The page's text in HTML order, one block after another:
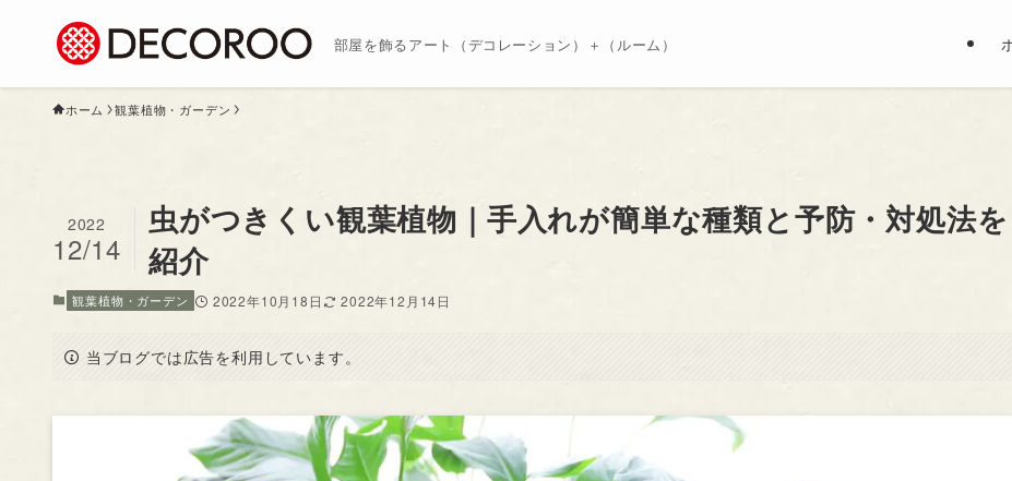
部屋を飾るアート（デコレーション）＋（ルーム）
ホーム 観葉植物・ガーデン
虫がつきくい観葉植物｜手入れが簡単な種類と予防・対処法を
紹介
2022
12/14
観葉植物・ガーデン 2022年10月18日 2022年12月14日
当ブログでは広告を利用しています。